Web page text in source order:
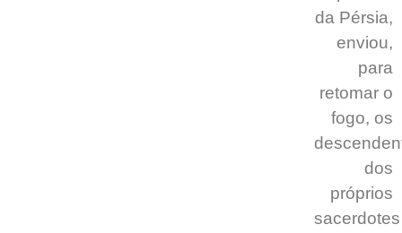
da Pérsia,
enviou,
para
retomar o
fogo, os
dos
próprios
sacerdotes